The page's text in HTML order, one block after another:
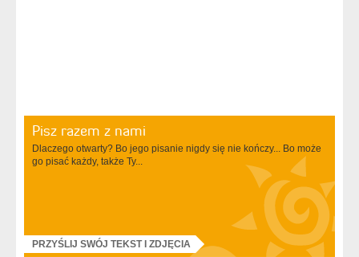
Pisz razem z nami
Dlaczego otwarty? Bo jego pisanie nigdy się nie kończy... Bo może
go pisać każdy, także Ty...
PRZYŚLIJ SWÓJ TEKST I ZDJĘCIA